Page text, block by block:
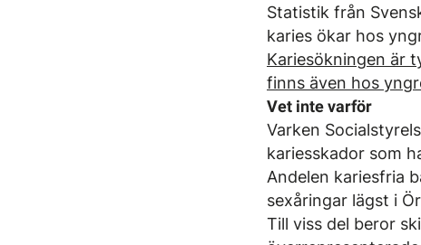
Statistik från
karies ökar hos
Kariesökningen är
finns även hos
Vet inte varför
Varken
kariesskador som
Andelen kariesfria
sexåringar lägst i
Till viss del beror